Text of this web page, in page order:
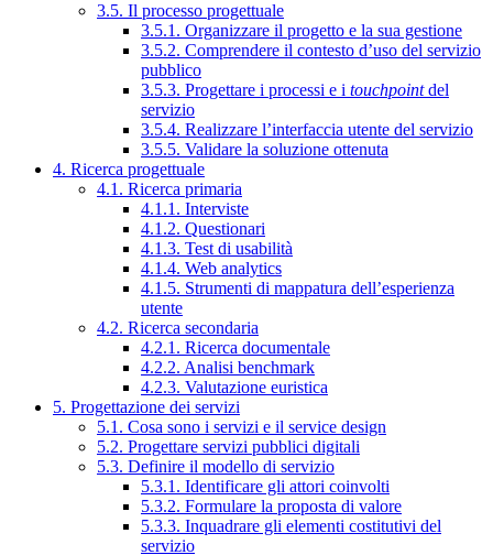
3.5. Il processo progettuale
3.5.1. Organizzare il progetto e la sua gestione
3.5.2. Comprendere il contesto d’uso del servizio
pubblico
3.5.3. Progettare i processi e i touchpointdel
servizio
3.5.4. Realizzare l’interfaccia utente del servizio
3.5.5. Validare la soluzione ottenuta
4. Ricerca progettuale
4.1. Ricerca primaria
4.1.1. Interviste
4.1.2. Questionari
4.1.3. Test di usabilità
4.1.4. Web analytics
4.1.5. Strumenti di mappatura dell’esperienza
utente
4.2. Ricerca secondaria
4.2.1. Ricerca documentale
4.2.2. Analisi benchmark
4.2.3. Valutazione euristica
5. Progettazione dei servizi
5.1. Cosa sono i servizi e il service design
5.2. Progettare servizi pubblici digitali
5.3. Definire il modello di servizio
5.3.1. Identificare gli attori coinvolti
5.3.2. Formulare la proposta di valore
5.3.3. Inquadrare gli elementi costitutivi del
servizio